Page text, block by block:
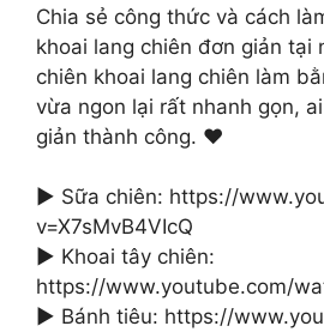
Chia sẻ công thức và cách
khoai lang chiên đơn giản tại
chiên khoai lang chiên làm
vừa ngon lại rất nhanh gọn,
giản thành công. ❤
► Sữa chiên: https://
v=X7sMvB4VIcQ
► Khoai tây chiên:
https://www.youtube.com/
► Bánh tiêu: https://